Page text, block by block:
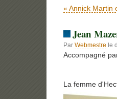
« Annick Martin
Jean
Par Webmestre le
Accompagné
La femme